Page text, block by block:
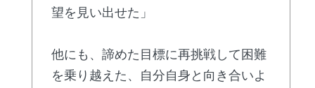
望を見い出せた」
他にも、諦めた目標に再挑戦して困難
を乗り越えた、自分自身と向き合いよ